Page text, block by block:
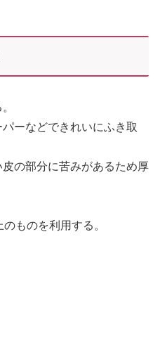
ーなどできれいにふき取
の部分に苦みがあるため厚
ものを利用する。